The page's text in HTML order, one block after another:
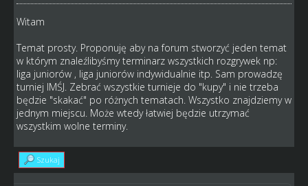
Witam
Temat prosty. Proponuję aby na forum stworzyć jeden temat
w którym znaleźlibyśmy terminarz wszystkich rozgrywek np:
liga juniorów , liga juniorów indywidualnie itp. Sam prowadzę
turniej IMŚJ. Zebrać wszystkie turnieje do "kupy" i nie trzeba
będzie "skakać" po różnych tematach. Wszystko znajdziemy w
jednym miejscu. Może wtedy łatwiej będzie utrzymać
wszystkim wolne terminy.
Szukaj